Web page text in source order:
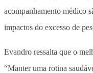
acompanhamento médico
impactos do excesso de
Evandro ressalta que o
“Manter uma rotina